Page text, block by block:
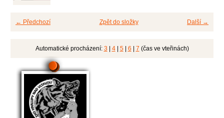
← Předchozí Další →
Zpět do složky
Automatické procházení: 3 | 4| 5| 6 | 7 (čas ve vteřinách)